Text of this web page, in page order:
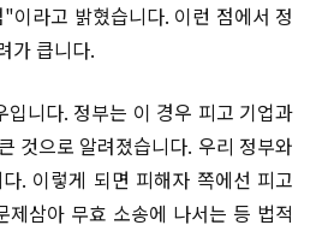
이라고 밝혔습니다. 이런 점에서 정
가 큽니다.
니다. 정부는 이 경우 피고 기업과
것으로 알려졌습니다. 우리 정부와
. 이렇게 되면 피해자 쪽에선 피고
삼아 무효 소송에 나서는 등 법적